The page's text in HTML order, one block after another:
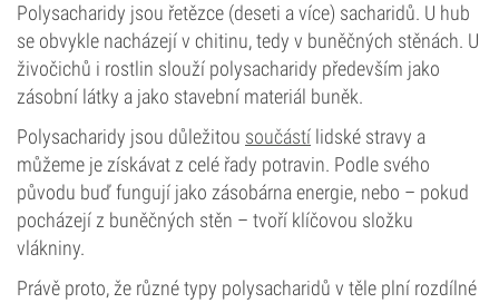
Polysacharidy jsou řetězce (deseti a více) sacharidů. U hub
se obvykle nacházejí v chitinu, tedy v buněčných stěnách. U
živočichů i rostlin slouží polysacharidy především jako
zásobní látky a jako stavební materiál buněk.
Polysacharidy jsou důležitou součástí lidské stravy a
můžeme je získávat z celé řady potravin. Podle svého
původu buď fungují jako zásobárna energie, nebo – pokud
pocházejí z buněčných stěn – tvoří klíčovou složku
vlákniny.
Právě proto, že různé typy polysacharidů v těle plní rozdílné